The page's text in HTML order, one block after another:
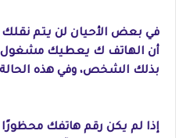
في بعض الأحيان لن يتم نقلك
أن الهاتف ك يعطيك مشغول
بذلك الشخص، وفي هذه
إذا لم يكن رقم هاتفك